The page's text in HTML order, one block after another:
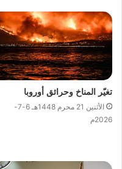
تغيّر المناخ وحرائق أوروبا
الأثنين 21 محرم 1448هـ 6-7-
2026م